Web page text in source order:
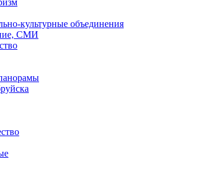
культурные объединения
СМИ